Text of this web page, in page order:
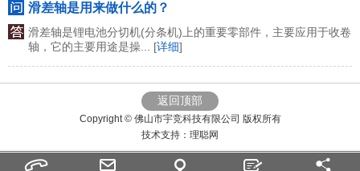
滑差轴是用来做什么的？
滑差轴是锂电池分切机(分条机)上的重要零部件，主要应用于收卷
轴，它的主要用途是操... [详细]
返回顶部
Copyright © 佛山市宇竞科技有限公司 版权所有
技术支持： 理聪网